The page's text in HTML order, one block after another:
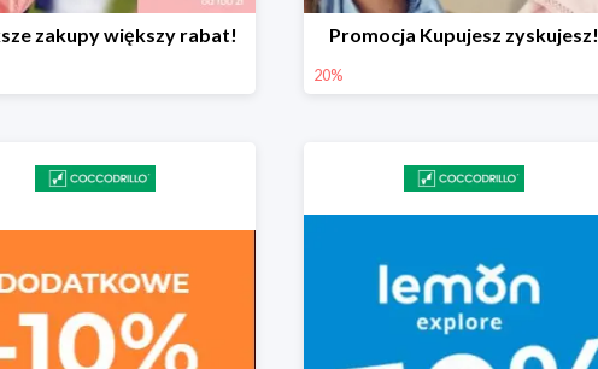
zakupy większy rabat! Promocja Kupujesz zyskujesz!
20%